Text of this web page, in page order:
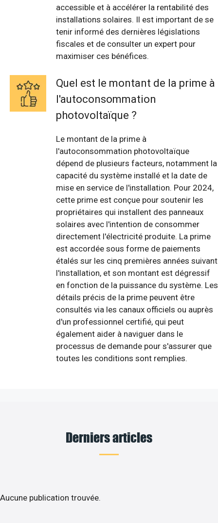
accessible et à accélérer la rentabilité des
installations solaires. Il est important de se
tenir informé des dernières législations
fiscales et de consulter un expert pour
maximiser ces bénéfices.
Quel est le montant de la prime à
l'autoconsommation
photovoltaïque ?
Le montant de la prime à
l'autoconsommation photovoltaïque
dépend de plusieurs facteurs, notamment la
capacité du système installé et la date de
mise en service de l'installation. Pour 2024,
cette prime est conçue pour soutenir les
propriétaires qui installent des panneaux
solaires avec l'intention de consommer
directement l'électricité produite. La prime
est accordée sous forme de paiements
étalés sur les cinq premières années suivant
l'installation, et son montant est dégressif
en fonction de la puissance du système. Les
détails précis de la prime peuvent être
consultés via les canaux officiels ou auprès
d'un professionnel certifié, qui peut
également aider à naviguer dans le
processus de demande pour s'assurer que
toutes les conditions sont remplies.
Derniers articles
Aucune publication trouvée.